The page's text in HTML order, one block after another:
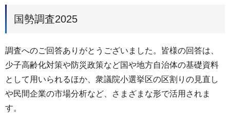
国勢調査2025
調査へのご回答ありがとうございました。皆様の回答は、
少子高齢化対策や防災政策など国や地方自治体の基礎資料
として用いられるほか、衆議院小選挙区の区割りの見直し
や民間企業の市場分析など、さまざまな形で活用されま
す。